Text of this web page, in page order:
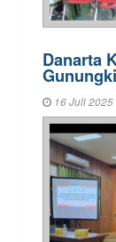
Danarta
16 Juli 2025